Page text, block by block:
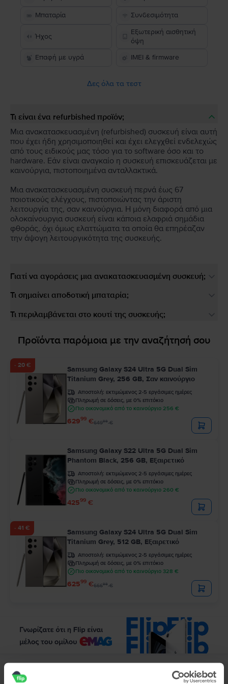
Μπαταρία Συνδεσιμότητα
Ήχος
Εξωτερική αισθητική
όψη
Επαφή με υγρά
IMEI & firmware
Δες όλα τα τεστ
Τι είναι ένα refurbished προϊόν;
Μια ανακατασκευασμένη (refurbished) συσκευή είναι αυτή
που έχει ήδη χρησιμοποιηθεί και έχει ελεγχθεί ενδελεχώς
από τους ειδικούς μας τόσο για το software όσο και το
hardware. Εάν είναι αναγκαίο η συσκευή επισκευάζεται με
καινούργια, πιστοποιημένα ανταλλακτικά.
Μια ανακατασκευασμένη συσκευή περνά έως 67
ποιοτικούς ελέγχους, πιστοποιώντας την άριστη
λειτουργία της, σαν καινούργια. Η μόνη διαφορά από μια
ολοκαίνουργια συσκευή είναι κάποια ελαφριά σημάδια
φθοράς, όχι όμως ελαττώματα τα οποία θα επηρέαζαν
την άψογη λειτουργικότητα της συσκευής.
Γιατί να αγοράσεις μια ανακατασκευασμένη συσκευή;
Τι σημαίνει αποδοτική μπαταρία;
Τι περιλαμβάνεται στο κουτί της συσκευής;
Προϊόντα παρόμοια με την αναζήτησή σου
- 20 €
Samsung Galaxy S24 Ultra 5G Dual Sim
Titanium Grey, 256 GB, Σαν καινούργιο
Αποστολή: εκτιμώμενος 2-5 εργάσιμες ημέρες
Πληρωμή σε δόσεις, με 0% επιτόκιο
Πιο οικονομικό από το καινούργιο 256 €
62999 €64999€
Samsung Galaxy S22 Ultra 5G Dual Sim
Phantom Black, 256 GB, Εξαιρετικό
Αποστολή: εκτιμώμενος 2-5 εργάσιμες ημέρες
Πληρωμή σε δόσεις, με 0% επιτόκιο
Πιο οικονομικό από το καινούργιο 260 €
42599 €
- 41 €
Samsung Galaxy S24 Ultra 5G Dual Sim
Titanium Grey, 512 GB, Εξαιρετικό
Αποστολή: εκτιμώμενος 2-5 εργάσιμες ημέρες
Πληρωμή σε δόσεις, με 0% επιτόκιο
Πιο οικονομικό από το καινούργιο 328 €
62599 €66699€
Περιγραφή